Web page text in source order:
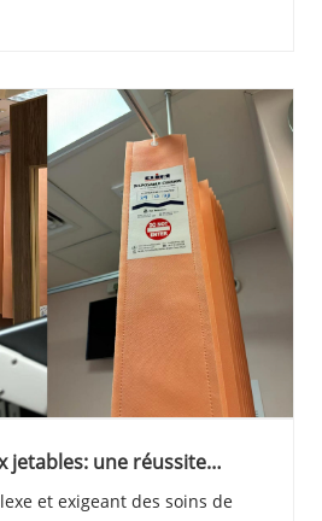
Da......
jetables: une réussite
et exigeant des soins de